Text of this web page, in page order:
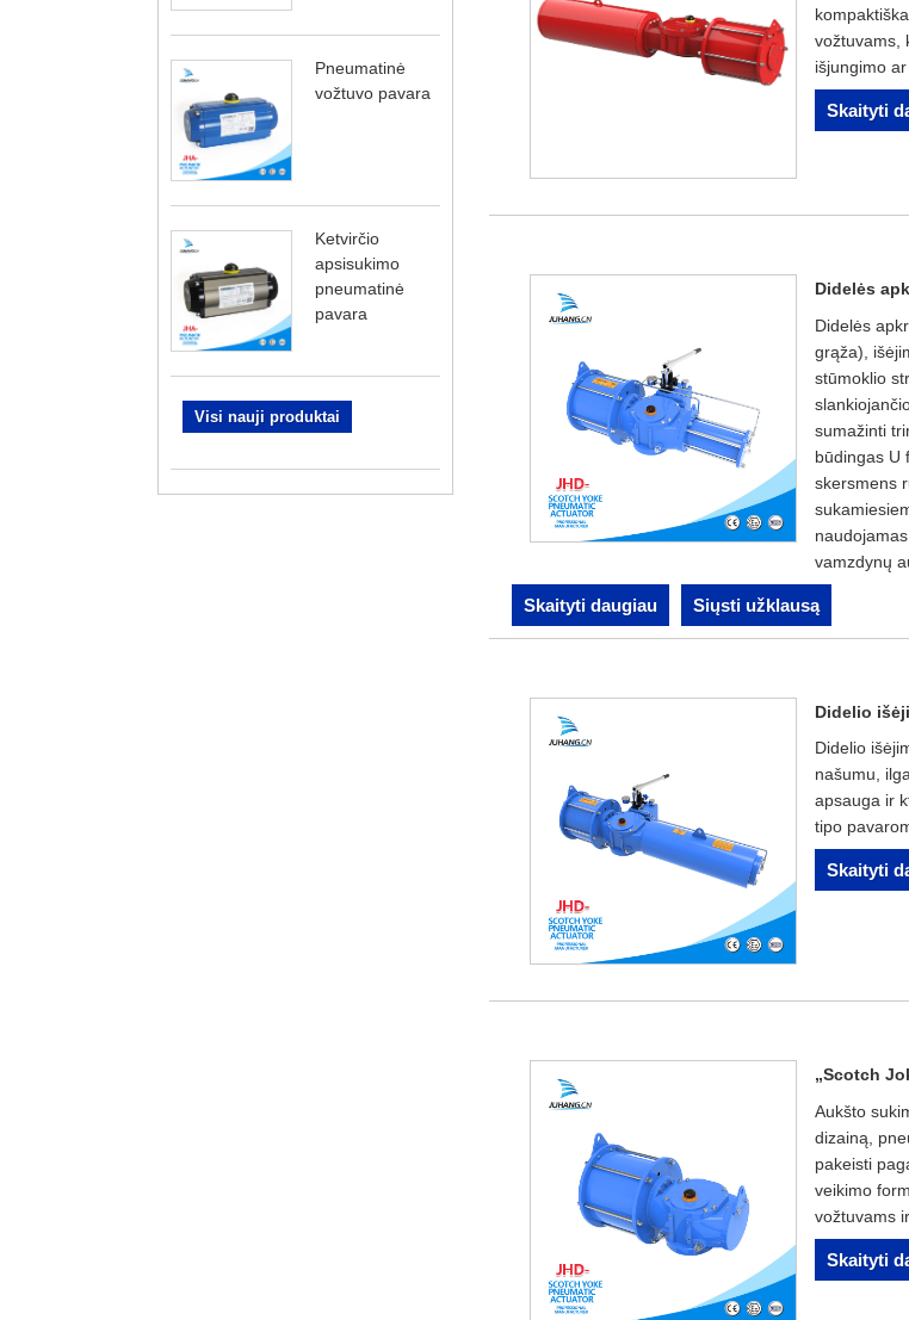
Pneumatinė
vožtuvo pavara
Ketvirčio
apsisukimo
pneumatinė
pavara
Visi nauji produktai
vožtuvams,
išjungimo
Skaityti
Didelės
Didelės
grąža),
stūmoklio
sumažinti
būdingas U
skersmens
vamzdynų
Skaityti daugiau Siųsti užklausą
Didelio
Didelio
našumu,
apsauga ir
tipo
Skaityti
„Scotch
Aukšto
dizainą,
pakeisti
veikimo
vožtuvams
Skaityti